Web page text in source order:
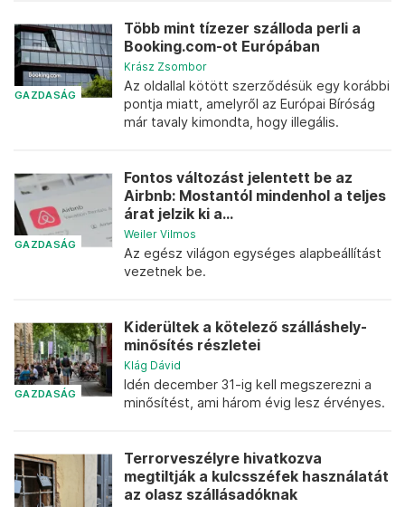
GAZDASÁG
Több mint tízezer szálloda perli a
Booking.com-ot Európában
Krász Zsombor
Az oldallal kötött szerződésük egy korábbi
pontja miatt, amelyről az Európai Bíróság
már tavaly kimondta, hogy illegális.
GAZDASÁG
Fontos változást jelentett be az
Airbnb: Mostantól mindenhol a teljes
árat jelzik ki a...
Weiler Vilmos
Az egész világon egységes alapbeállítást
vezetnek be.
GAZDASÁG
Kiderültek a kötelező szálláshely-
minősítés részletei
Klág Dávid
Idén december 31-ig kell megszerezni a
minősítést, ami három évig lesz érvényes.
Terrorveszélyre hivatkozva
megtiltják a kulcsszéfek használatát
az olasz szállásadóknak